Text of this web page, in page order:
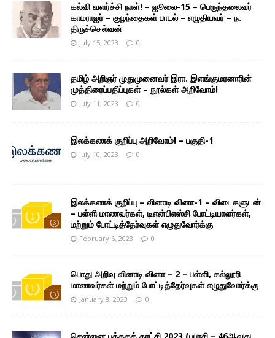
கல்வி வளர்ச்சி நாள்! – ஜூலை-15 – பெருந்தலைவர்
காமராஜர் – குழந்தைகள் பாடல் – எழுதியவர் – ந.
திருச்செல்வன்
July 15, 2023 0
தமிழ் அறிஞர் முதுமுனைவர் இரா. இளங்குமரனாரின்
முத்திரைப்பதிப்புகள் – நூல்கள் அறிவோம்!
July 11, 2023 0
இலக்கணக் குறிப்பு அறிவோம்! – பகுதி-1
July 10, 2023 0
இலக்கணக் குறிப்பு – வினாடி வினா-1 – விடைகளுடன்
– பள்ளி மாணவர்கள், டிஎன்பிஎஸ்சி போட்டியாளர்கள்,
மற்றும் போட்டித்தேர்வுகள் எழுதுவோர்க்கு
February 6, 2023 0
பொது அறிவு வினாடி வினா – 2 – பள்ளி, கல்லூரி
மாணவர்கள் மற்றும் போட்டித்தேர்வுகள் எழுதுவோர்க்கு
January 8, 2023 0